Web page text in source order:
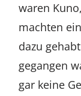
waren
machten
dazu
gegangen
gar keine